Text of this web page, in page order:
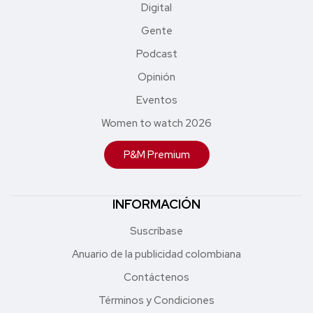
Digital
Gente
Podcast
Opinión
Eventos
Women to watch 2026
P&M Premium
INFORMACIÓN
Suscríbase
Anuario de la publicidad colombiana
Contáctenos
Términos y Condiciones